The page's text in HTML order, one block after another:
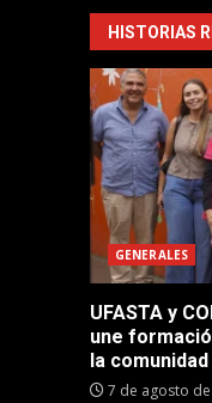
HISTORIAS
GENERALES
UFASTA y
une
la comunidad
7 de agosto